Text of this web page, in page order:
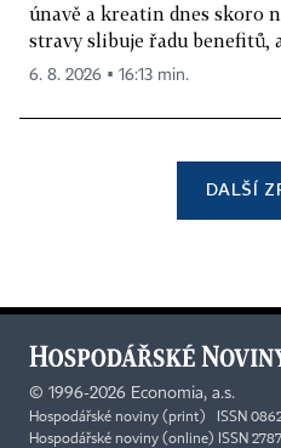
únavě a kreatin dnes skoro
stravy slibuje řadu benefitů,
6. 8. 2026 ▪ 16:13 min.
DALŠÍ
© 1996-2026 Economia, a.s.
Hospodářské noviny (print) ISSN
Hospodářské noviny (online) ISSN